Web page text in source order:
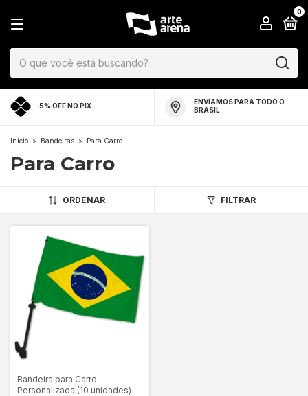
0
5% OFF NO PIX
ENVIAMOS PARA TODO O
BRASIL
Início > Bandeiras > Para Carro
Para Carro
ORDENAR FILTRAR
Bandeira para Carro
Personalizada (10 unidades)